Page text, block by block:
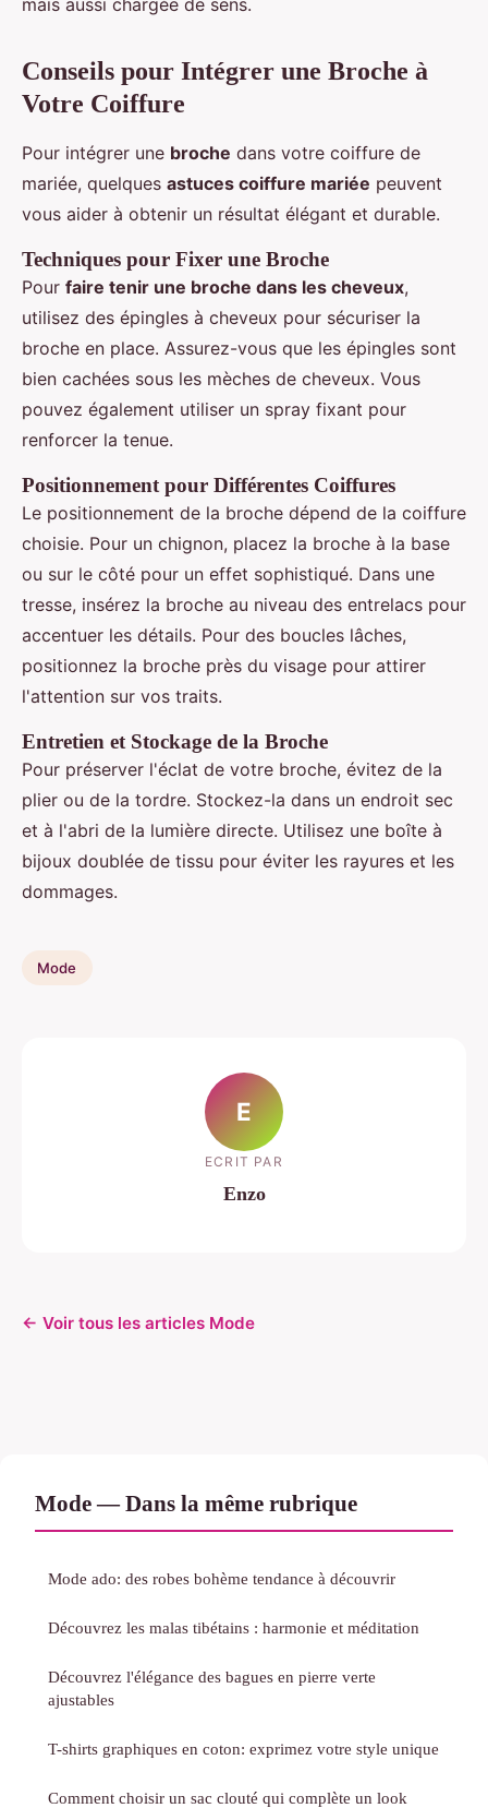
mais aussi chargée de sens.
Conseils pour Intégrer une Broche à
Votre Coiffure
Pour intégrer une broche dans votre coiffure de
mariée, quelques astuces coiffure mariée peuvent
vous aider à obtenir un résultat élégant et durable.
Techniques pour Fixer une Broche
Pour faire tenir une broche dans les cheveux,
utilisez des épingles à cheveux pour sécuriser la
broche en place. Assurez-vous que les épingles sont
bien cachées sous les mèches de cheveux. Vous
pouvez également utiliser un spray fixant pour
renforcer la tenue.
Positionnement pour Différentes Coiffures
Le positionnement de la broche dépend de la coiffure
choisie. Pour un chignon, placez la broche à la base
ou sur le côté pour un effet sophistiqué. Dans une
tresse, insérez la broche au niveau des entrelacs pour
accentuer les détails. Pour des boucles lâches,
positionnez la broche près du visage pour attirer
l'attention sur vos traits.
Entretien et Stockage de la Broche
Pour préserver l'éclat de votre broche, évitez de la
plier ou de la tordre. Stockez-la dans un endroit sec
et à l'abri de la lumière directe. Utilisez une boîte à
bijoux doublée de tissu pour éviter les rayures et les
dommages.
Mode
E
ECRIT PAR
Enzo
← Voir tous les articles Mode
Mode — Dans la même rubrique
Mode ado: des robes bohème tendance à découvrir
Découvrez les malas tibétains : harmonie et méditation
Découvrez l'élégance des bagues en pierre verte
ajustables
T-shirts graphiques en coton: exprimez votre style unique
Comment choisir un sac clouté qui complète un look